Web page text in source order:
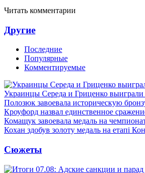
Читать комментарии
Другие
Последние
Популярные
Комментируемые
Украинцы Середа и Гриценко выиграли
Полозюк завоевала историческую
Кроуфорд назвал единственное
Комащук завоевала медаль на
Кохан здобув золоту медаль на етапі
Сюжеты